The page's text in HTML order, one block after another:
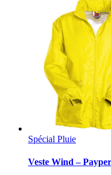
Spécial Pluie
Veste Wind – Payper